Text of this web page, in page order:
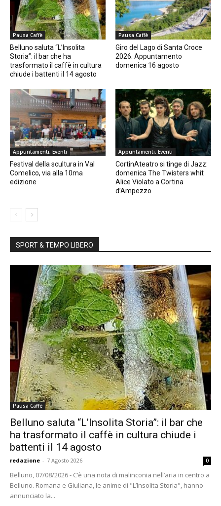
Pausa Caffè
Belluno saluta “L’Insolita
Storia”: il bar che ha
trasformato il caffè in cultura
chiude i battenti il 14 agosto
Pausa Caffè
Giro del Lago di Santa Croce
2026. Appuntamento
domenica 16 agosto
Appuntamenti, Eventi
Festival della scultura in Val
Comelico, via alla 10ma
edizione
Appuntamenti, Eventi
CortinAteatro si tinge di Jazz:
domenica The Twisters whit
Alice Violato a Cortina
d’Ampezzo
SPORT & TEMPO LIBERO
Pausa Caffè
Belluno saluta “L’Insolita Storia”: il bar che
ha trasformato il caffè in cultura chiude i
battenti il 14 agosto
redazione - 7 Agosto 2026 0
Belluno, 07/08/2026 - C’è una nota di malinconia nell’aria in centro a
Belluno. Romana e Giuliana, le anime di "L’Insolita Storia", hanno
annunciato la...